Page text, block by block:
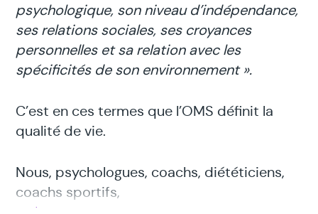
psychologique, son niveau d’indépendance,
ses relations sociales, ses croyances
personnelles et sa relation avec les
spécificités de son environnement ».
C’est en ces termes que l’OMS définit la
qualité de vie.
Nous, psychologues, coachs, diététiciens,
coachs sportifs,